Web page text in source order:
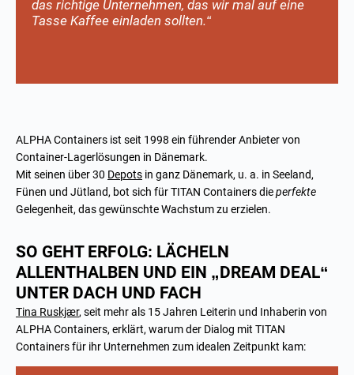
das richtige Unternehmen, das wir mal auf eine
Tasse Kaffee einladen sollten.“
ALPHA Containers ist seit 1998 ein führender Anbieter von
Container-Lagerlösungen in Dänemark.
Mit seinen über 30 Depots in ganz Dänemark, u. a. in Seeland,
Fünen und Jütland, bot sich für TITAN Containers dieperfekte
Gelegenheit, das gewünschte Wachstum zu erzielen.
SO GEHT ERFOLG: LÄCHELN
ALLENTHALBEN UND EIN „DREAM DEAL“
UNTER DACH UND FACH
Tina Ruskjær, seit mehr als 15 Jahren Leiterin und Inhaberin von
ALPHA Containers, erklärt, warum der Dialog mit TITAN
Containers für ihr Unternehmen zum idealen Zeitpunkt kam: